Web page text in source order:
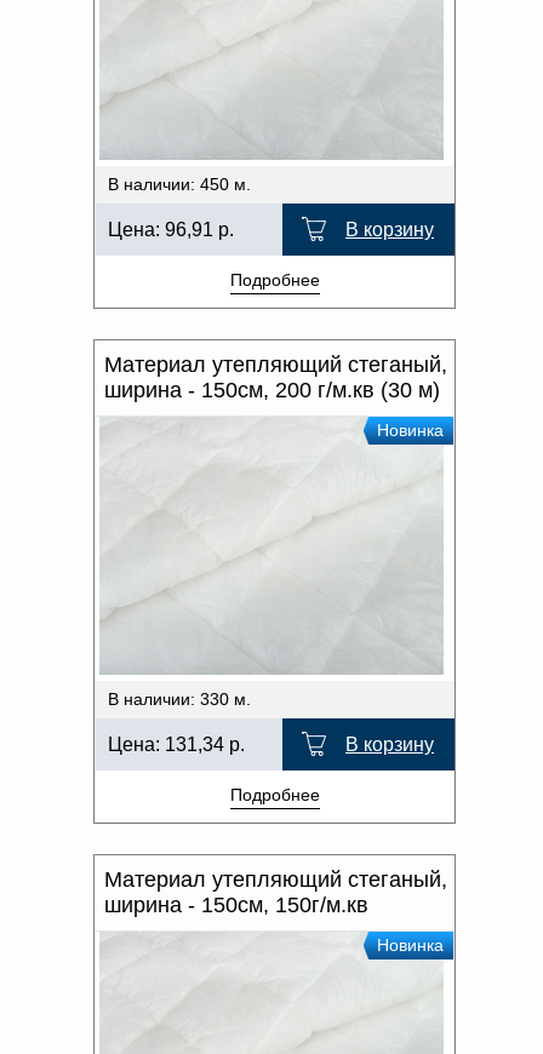
В наличии: 450 м.
Цена: 96,91 р. В корзину
Подробнее
Материал утепляющий стеганый,
ширина - 150см, 200 г/м.кв (30 м)
Новинка
В наличии: 330 м.
Цена: 131,34 р. В корзину
Подробнее
Материал утепляющий стеганый,
ширина - 150см, 150г/м.кв
Новинка